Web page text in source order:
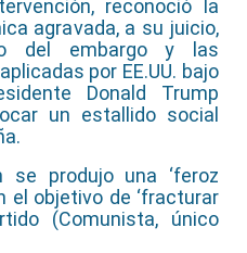
reconoció la
agravada, a su juicio,
del embargo y las
por EE.UU. bajo
Donald Trump
un estallido social
se produjo una ‘feroz
el objetivo de ‘fracturar
(Comunista, único